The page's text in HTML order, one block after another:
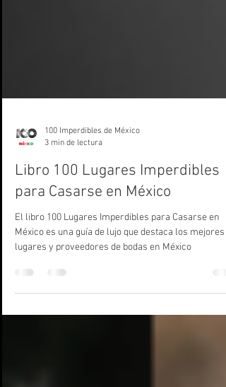
100 Imperdibles de México
3 min de lectura
Libro 100 Lugares Imperdibles
para Casarse en México
El libro 100 Lugares Imperdibles para Casarse en
México es una guía de lujo que destaca los mejores